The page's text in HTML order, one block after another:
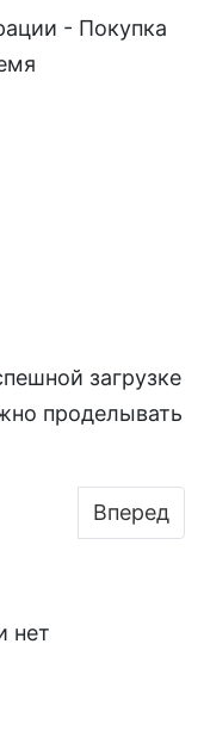
- Покупка
загрузке
проделывать
«Верный»
Вперед
нет